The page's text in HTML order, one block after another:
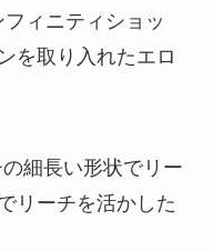
ィニティショッ
を取り入れたエロ
細長い形状でリー
リーチを活かした